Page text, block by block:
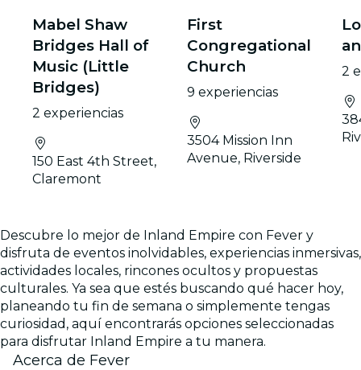
Mabel Shaw
Bridges Hall of
Music (Little
Bridges)
2 experiencias
150 East 4th Street,
Claremont
First
Congregational
Church
9 experiencias
3504 Mission Inn
Avenue, Riverside
2
Descubre lo mejor de Inland Empire con Fever y
disfruta de eventos inolvidables, experiencias inmersivas,
actividades locales, rincones ocultos y propuestas
culturales. Ya sea que estés buscando qué hacer hoy,
planeando tu fin de semana o simplemente tengas
curiosidad, aquí encontrarás opciones seleccionadas
para disfrutar Inland Empire a tu manera.
Acerca de Fever